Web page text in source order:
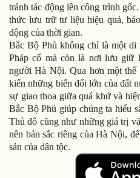
tránh tác động lên công trình
thức lưu trữ tư liệu hiệu quả,
động của thời gian.
Bắc Bộ Phủ không chỉ là một di
Pháp cổ mà còn là nơi lưu giữ
người Hà Nội. Qua hơn một
kiến những biến đổi lớn của đất
sự giao thoa giữa quá khứ và
Bắc Bộ Phủ giúp chúng ta hiểu
Thủ đô cũng như những giá trị
nên bản sắc riêng của Hà Nội,
sản của dân tộc.